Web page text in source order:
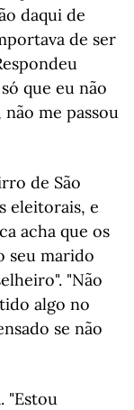
daqui de
de ser
que eu não
não me passou
de São
eleitorais, e
acha que os
seu marido
"Não
algo no
se não
"Estou